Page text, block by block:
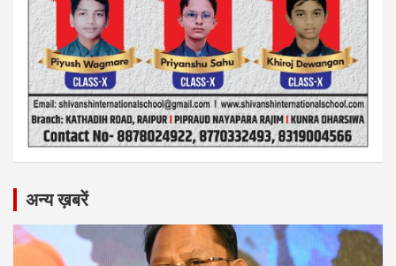
अन्य ख़बरें